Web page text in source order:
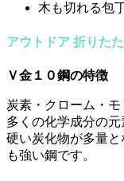
木も切れる包
アウトドア 折りた
Ｖ金１０鋼の特徴
炭素・クローム・
多くの化学成分の
硬い炭化物が多量
も強い鋼です。